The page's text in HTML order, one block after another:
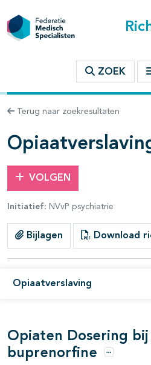
ZOEK
Terug naar zoekresultaten
VOLGEN
Initiatief: NVvP psychiatrie
Bijlagen Download
Opiaatverslaving
binnen deze richtlijn
open- en dichtklappen
open- en dichtklappen
open- en dichtklappen
open- en dichtklappen
Opiaten Dosering
buprenorfine
Opties